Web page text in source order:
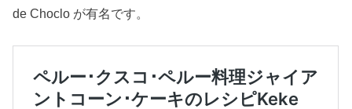
de Choclo が有名です。